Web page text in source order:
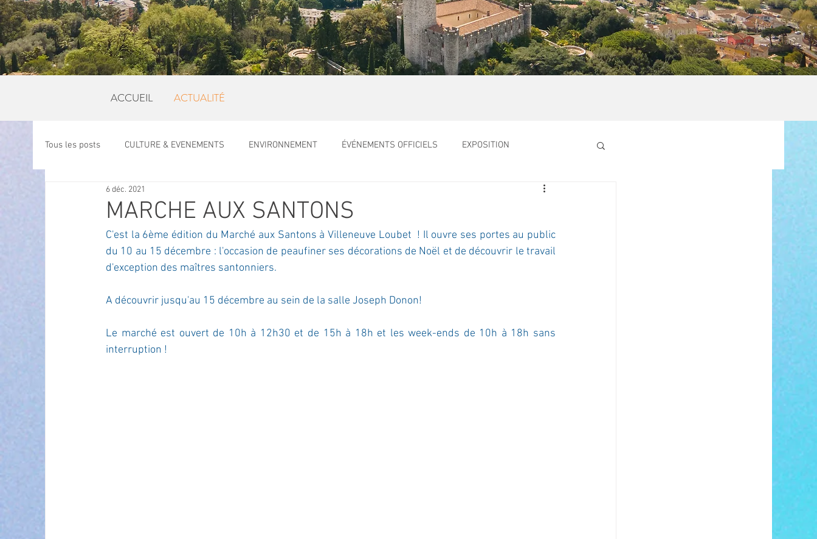
ACCUEIL ACTUALITÉ
Tous les posts CULTURE & EVENEMENTS ENVIRONNEMENT ÉVÉNEMENTS OFFICIELS EXPOSITION
OFFRES D'EMPLOI
ECONOMIE ECO MOBILITE PETITE ENFANCE TOURISME ARCHIVES ET PATRIMOINE
FETES & MANIFESTATIONS SECURITE HANDICAP CENTRE DE LOISIRS PREVENTION DE LA DELINQUANCE
MARCHE AUX SANTONS
6 déc. 2021
C'est la 6ème édition du Marché aux Santons à Villeneuve Loubet  ! Il ouvre ses portes au public
du 10 au 15 décembre : l'occasion de peaufiner ses décorations de Noël et de découvrir le travail
d'exception des maîtres santonniers.
A découvrir jusqu'au 15 décembre au sein de la salle Joseph Donon!
Le marché est ouvert de 10h à 12h30 et de 15h à 18h et les week-ends de 10h à 18h sans
interruption !